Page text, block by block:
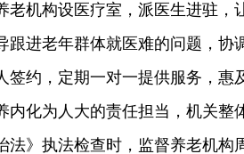
老机构设医疗室，派医生进驻，
跟进老年群体就医难的问题，协
签约，定期一对一提供服务，惠
内化为人大的责任担当，机关整
法》执法检查时，监督养老机构